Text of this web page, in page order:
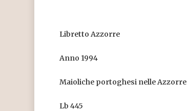
Libretto Azzorre
Anno 1994
Maioliche portoghesi nelle Azzorre
Lb 445